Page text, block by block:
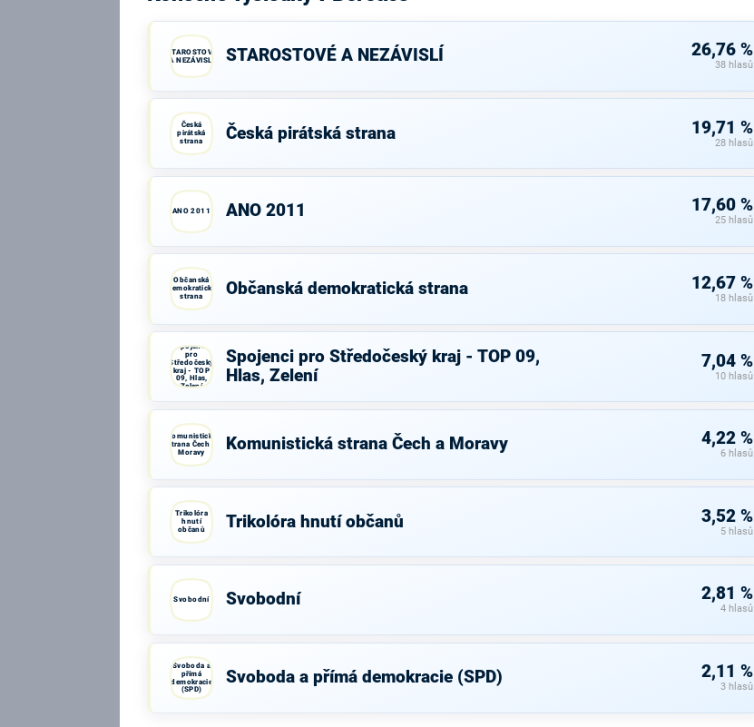
STAROSTOVÉ
A NEZÁVISLÍ
STAROSTOVÉ A NEZÁVISLÍ 26,76 %
38 hlasů
Česká
pirátská
strana
Česká pirátská strana 19,71 %
28 hlasů
ANO 2011 ANO 2011 17,60 %
25 hlasů
Občanská
demokratická
strana
Občanská demokratická strana 12,67 %
18 hlasů
Spojenci
pro
Středočeský
kraj - TOP
09, Hlas,
Zelení
Spojenci pro Středočeský kraj - TOP 09,
Hlas, Zelení
7,04 %
10 hlasů
Komunistická
strana Čech a
Moravy
Komunistická strana Čech a Moravy 4,22 %
6 hlasů
Trikolóra
hnutí
občanů
Trikolóra hnutí občanů 3,52 %
5 hlasů
Svobodní Svobodní 2,81 %
4 hlasů
Svoboda a
přímá
demokracie
(SPD)
Svoboda a přímá demokracie (SPD) 2,11 %
3 hlasů